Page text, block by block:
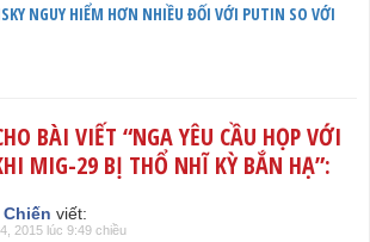
NGUY HIỂM HƠN NHIỀU ĐỐI VỚI PUTIN SO VỚI
BÀI VIẾT “NGA YÊU CẦU HỌP VỚI
MIG-29 BỊ THỔ NHĨ KỲ BẮN HẠ”:
viết:
2015 lúc 9:49 chiều